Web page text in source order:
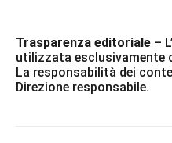
Trasparenza editoriale –
utilizzata esclusivamente
La responsabilità dei
Direzione responsabile.